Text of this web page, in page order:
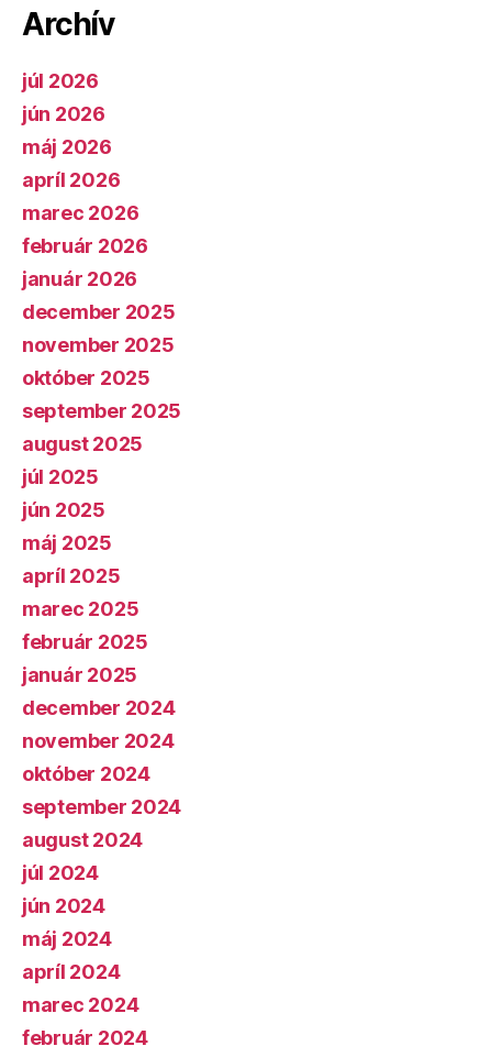
Archív
júl 2026
jún 2026
máj 2026
apríl 2026
marec 2026
február 2026
január 2026
december 2025
november 2025
október 2025
september 2025
august 2025
júl 2025
jún 2025
máj 2025
apríl 2025
marec 2025
február 2025
január 2025
december 2024
november 2024
október 2024
september 2024
august 2024
júl 2024
jún 2024
máj 2024
apríl 2024
marec 2024
február 2024